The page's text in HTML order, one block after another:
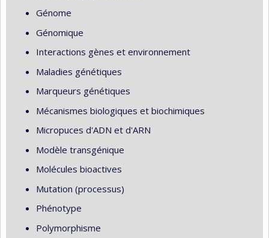
Génome
Génomique
Interactions gènes et environnement
Maladies génétiques
Marqueurs génétiques
Mécanismes biologiques et biochimiques
Micropuces d'ADN et d'ARN
Modèle transgénique
Molécules bioactives
Mutation (processus)
Phénotype
Polymorphisme